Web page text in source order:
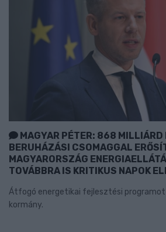
MAGYAR PÉTER: 868 MILLIÁRD
BERUHÁZÁSI CSOMAGGAL
MAGYARORSZÁG
TOVÁBBRA IS KRITIKUS NAPOK
Átfogó energetikai fejlesztési
kormány.